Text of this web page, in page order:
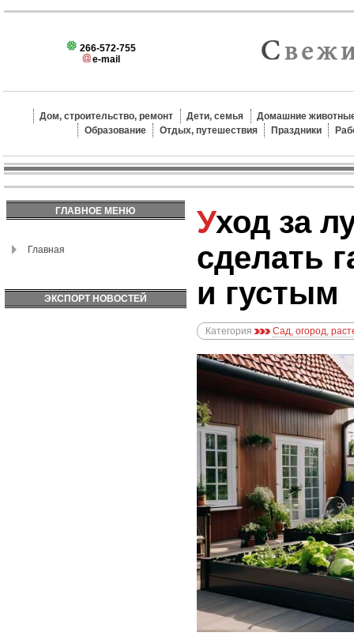
266-572-755
e-mail
Дом, строительство, ремонт Дети, семья
Домашние
Образование
Отдых, путешествия Праздники
ГЛАВНОЕ МЕНЮ
Главная
ЭКСПОРТ НОВОСТЕЙ
Уход за лужайкой: как
сделать
и густым
Категория Сад, огород,